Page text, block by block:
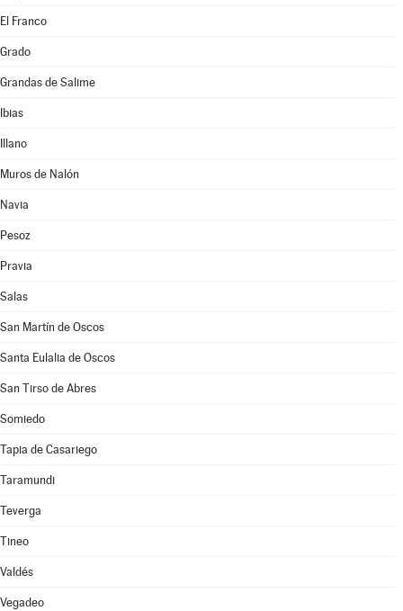
El Franco
Grado
Grandas de Salime
Ibias
Illano
Muros de Nalón
Navia
Pesoz
Pravia
Salas
San Martín de Oscos
Santa Eulalia de Oscos
San Tirso de Abres
Somiedo
Tapia de Casariego
Taramundi
Teverga
Tineo
Valdés
Vegadeo